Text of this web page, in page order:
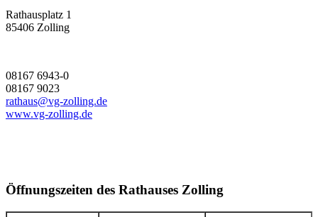
Rathausplatz 1
85406 Zolling
08167 6943-0
08167 9023
rathaus@vg-zolling.de
www.vg-zolling.de
Öffnungszeiten des Rathauses Zolling